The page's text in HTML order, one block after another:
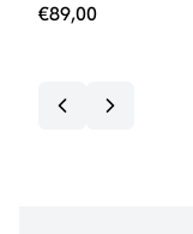
€89,00